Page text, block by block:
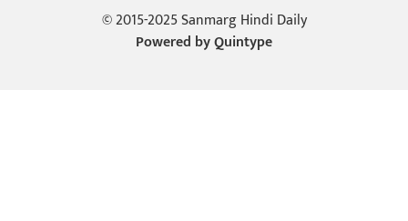
© 2015-2025 Sanmarg Hindi Daily
Powered byQuintype